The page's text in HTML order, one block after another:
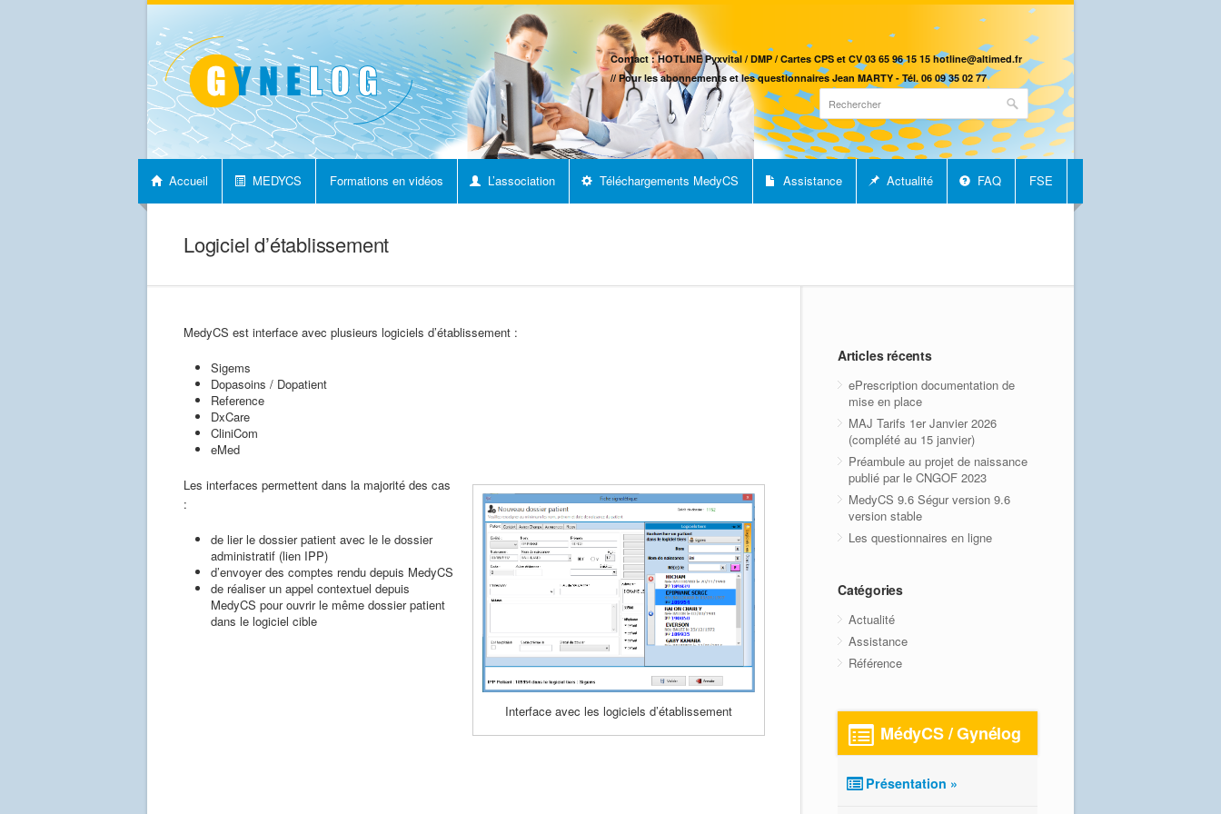
Contact : HOTLINE Pyxvital / DMP / Cartes CPS et CV 03 65 96 15 15 hotline@altimed.fr
// Pour les abonnements et les questionnaires Jean MARTY - Tél. 06 09 35 02 77
Accueil MEDYCS Formations en vidéos L’association Téléchargements MedyCS Assistance Actualité FAQ FSE
Logiciel d’établissement
MedyCS est interface avec plusieurs logiciels d’établissement :
Sigems
Dopasoins / Dopatient
Reference
DxCare
CliniCom
eMed
Interface avec les logiciels d’établissement
Les interfaces permettent dans la majorité des cas
:
de lier le dossier patient avec le le dossier
administratif (lien IPP)
d’envoyer des comptes rendu depuis MedyCS
de réaliser un appel contextuel depuis
MedyCS pour ouvrir le même dossier patient
dans le logiciel cible
Articles récents
ePrescription documentation de
mise en place
MAJ Tarifs 1er Janvier 2026
(complété au 15 janvier)
Préambule au projet de naissance
publié par le CNGOF 2023
MedyCS 9.6 Ségur version 9.6
version stable
Les questionnaires en ligne
Catégories
Actualité
Assistance
Référence
MédyCS / Gynélog
Présentation »